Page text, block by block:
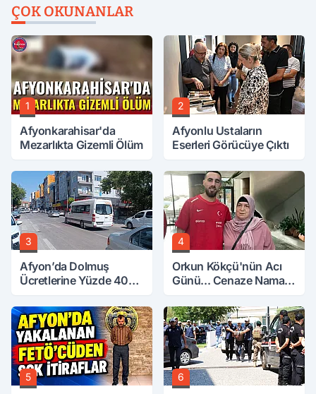
ÇOK OKUNANLAR
1
Afyonkarahisar'da
Mezarlıkta Gizemli Ölüm
2
Afyonlu Ustaların
Eserleri Görücüye Çıktı
3
Afyon’da Dolmuş
Ücretlerine Yüzde 40
4
Orkun Kökçü'nün Acı
Günü... Cenaze Namazı
5 6